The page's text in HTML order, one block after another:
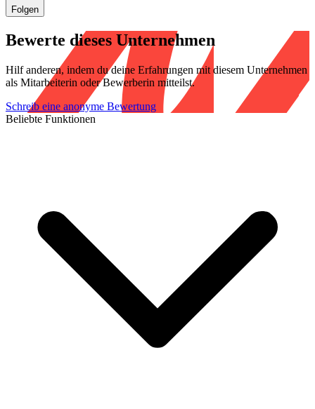
Folgen
Bewerte dieses Unternehmen
Hilf anderen, indem du deine Erfahrungen mit diesem Unternehmen
als Mitarbeiterin oder Bewerberin mitteilst.
Schreib eine anonyme Bewertung
Beliebte Funktionen